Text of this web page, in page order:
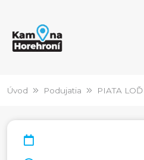
Úvod Podujatia PIATA LOĎ